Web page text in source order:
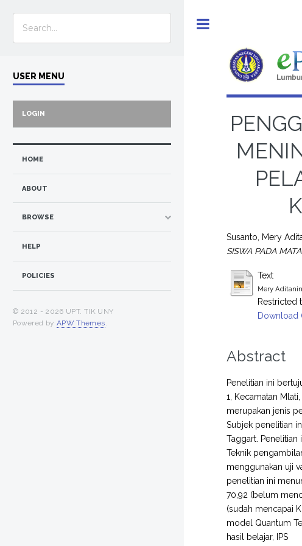
Susanto, Mery
SISWA PADA
Text
Mery
Restricted
Download
Abstract
Penelitian ini
1, Kecamatan
merupakan jenis
Subjek penelitian
Taggart. Penelitian
Teknik
menggunakan uji
penelitian ini
70,92 (belum
(sudah mencapai
model Quantum
hasil belajar, IPS
USER MENU
LOGIN
HOME
ABOUT
BROWSE
HELP
POLICIES
© 2012 - 2026 UPT. TIK UNY
Powered by APW Themes